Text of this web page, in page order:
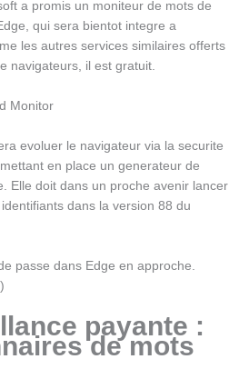
a promis un moniteur de mots de
qui sera bientot integre a
les autres services similaires offerts
navigateurs, il est gratuit.
Monitor
evoluer le navigateur via la securite
en place un generateur de
Elle doit dans un proche avenir lancer
dans la version 88 du
passe dans Edge en approche.
payante :
de mots